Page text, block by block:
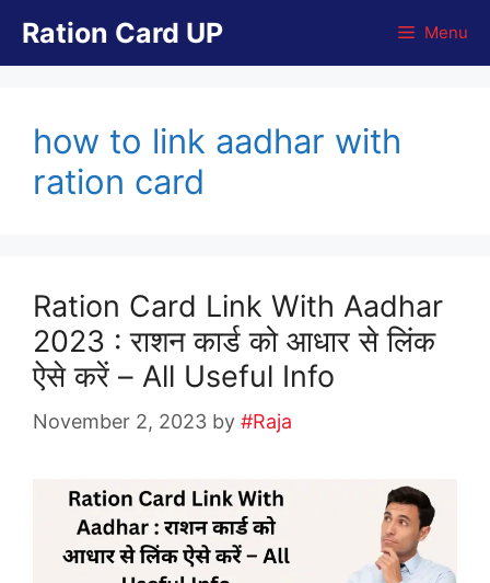
content
Ration Card UP Menu
how to link aadhar with
ration card
Ration Card Link With Aadhar
2023 : राशन कार्ड को आधार से लिंक
ऐसे करें – All Useful Info
November 2, 2023 by #Raja